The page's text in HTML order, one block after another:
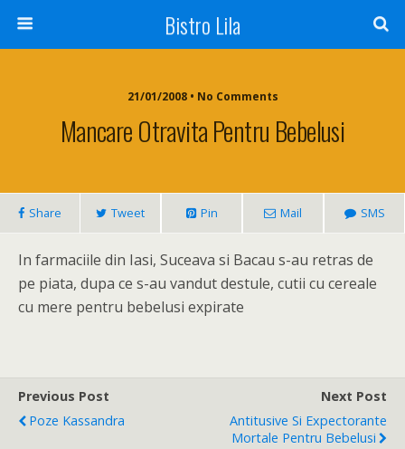
Bistro Lila
21/01/2008 • No Comments
Mancare Otravita Pentru Bebelusi
Share Tweet Pin Mail SMS
In farmaciile din Iasi, Suceava si Bacau s-au retras de
pe piata, dupa ce s-au vandut destule, cutii cu cereale
cu mere pentru bebelusi expirate
Previous Post
Poze Kassandra
Next Post
Antitusive Si Expectorante
Mortale Pentru Bebelusi